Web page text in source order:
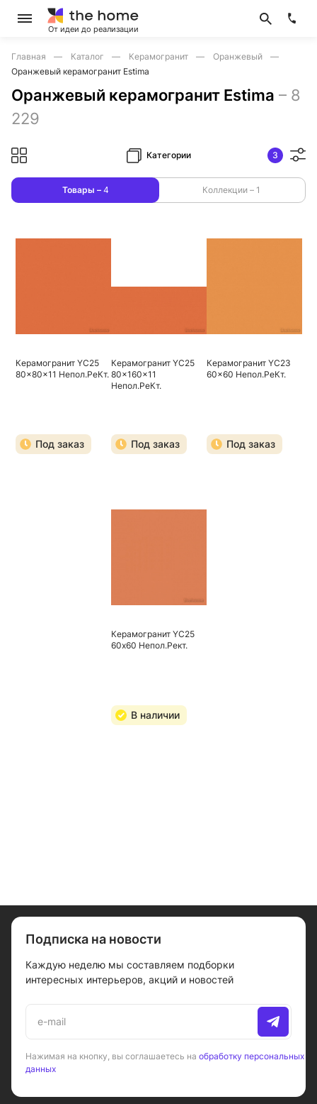
От идеи до реализации
Главная Каталог Керамогранит
Оранжевый
Оранжевый керамогранит Estima
Оранжевый керамогранит Estima – 8
229
Категории 3
Товары – 4 Коллекции – 1
Керамогранит YC25
80x80x11 Непол.РеКт.
Под заказ
Керамогранит YC25
80x160x11
Непол.РеКт.
Под заказ
Керамогранит YC23
60x60 Непол.РеКт.
Под заказ
Керамогранит YC25
60х60 Непол.Рект.
В наличии
Подписка на новости
Каждую неделю мы составляем подборки
интересных интерьеров, акций и новостей
Нажимая на кнопку, вы соглашаетесь на обработку персональных
данных